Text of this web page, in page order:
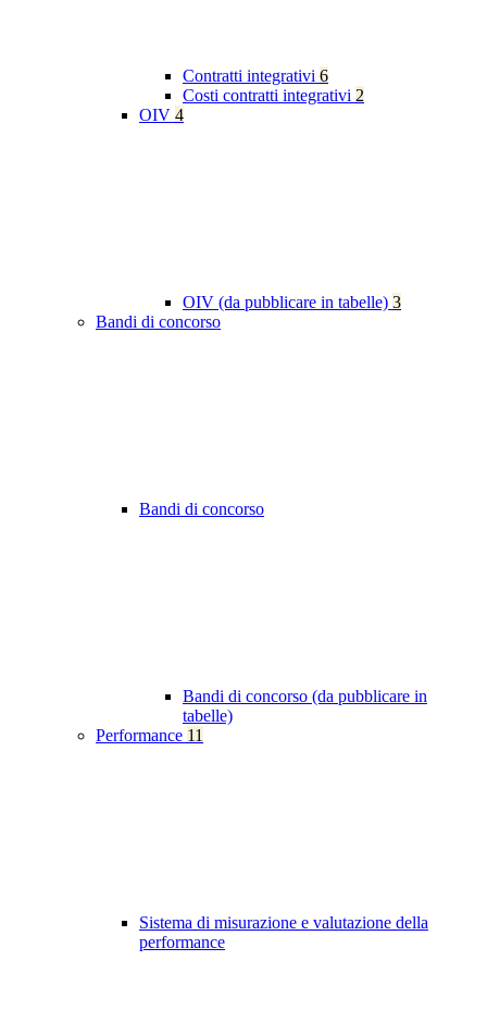
Contratti integrativi 6
Costi contratti integrativi 2
OIV 4
OIV (da pubblicare in tabelle) 3
Bandi di concorso
Bandi di concorso
Bandi di concorso (da pubblicare in
tabelle)
Performance 11
Sistema di misurazione e valutazione della
performance